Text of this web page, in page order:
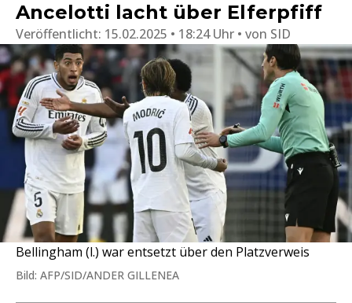
Ancelotti lacht über Elferpfiff
Veröffentlicht: 15.02.2025 • 18:24 Uhr von SID
Bellingham (l.) war entsetzt über den Platzverweis
Bild: AFP/SID/ANDER GILLENEA